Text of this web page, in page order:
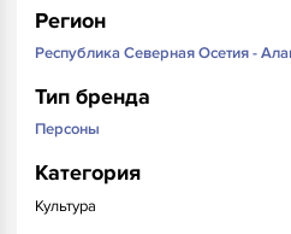
Регион
Республика Северная Осетия -
Тип бренда
Персоны
Категория
Культура